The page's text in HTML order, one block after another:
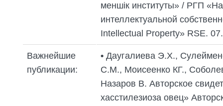
меншік институты» / РГП
интеллектуальной
Intellectual Property» RSE.
Важнейшие
публикации:
• Даугалиева Э.Х.,
С.М., Моисеенко КГ.,
Назаров В. Авторское
хасстилезиоза овец»